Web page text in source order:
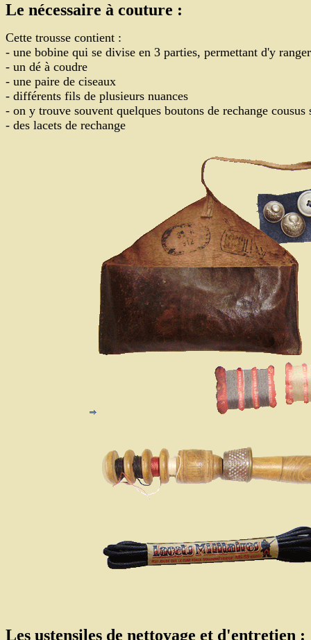
Le nécessaire à couture :
Cette trousse contient :
- une bobine qui se divise en 3 parties, permettant d'y
- un dé à coudre
- une paire de ciseaux
- différents fils de plusieurs nuances
- on y trouve souvent quelques boutons de rechange cousus
- des lacets de rechange
Les ustensiles de nettoyage et d'entretien :